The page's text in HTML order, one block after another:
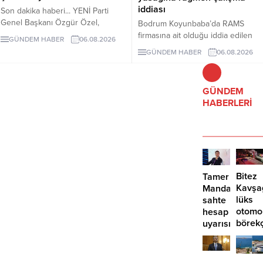
Son dakika haberi... YENİ Parti
Genel Başkanı Özgür Özel,
çerçeve yasanın özensiz
hazırlandığını vurgulayarak "İmza
GÜNDEM HABER 06.08.2026
iddiası
Bodrum Koyunbaba’da RAMS
firmasına ait olduğu iddia edilen
alanda, inşaat yasağı döneminde
peyzaj, yol yapımı ve satıh
düzeltme çalışmaları yapıldığı ileri
GÜNDEM HABER 06.08.2026
GÜNDEM
HABERLERİ
Tamer
sahte
hesap
uyarısı
Bitez
lüks
girdi:
2